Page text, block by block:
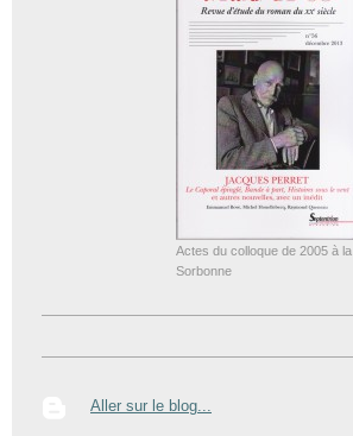
Actes du colloque de 2005 à la
Sorbonne
Aller sur le blog...